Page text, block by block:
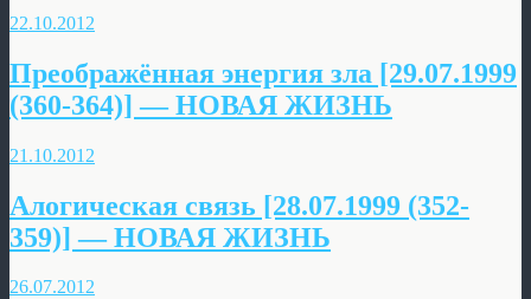
22.10.2012
Преображённая энергия зла [29.07.1999
(360-364)] — НОВАЯ ЖИЗНЬ
21.10.2012
Алогическая связь [28.07.1999 (352-
359)] — НОВАЯ ЖИЗНЬ
26.07.2012